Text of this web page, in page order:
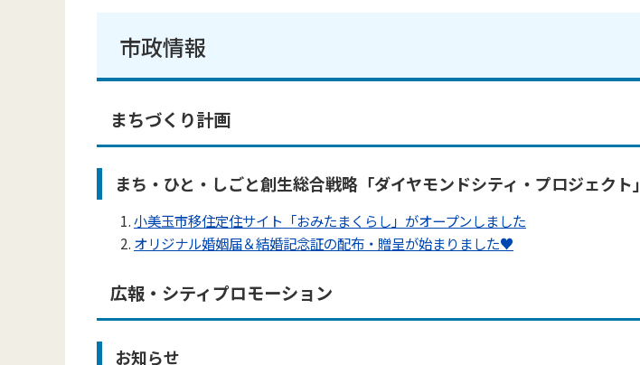
市政情報
まちづくり計画
まち・ひと・しごと創生総合戦略「ダイヤモンドシティ・プロジェクト」
小美玉市移住定住サイト「おみたまくらし」がオープンしました
オリジナル婚姻届＆結婚記念証の配布・贈呈が始まりました♥
広報・シティプロモーション
お知らせ